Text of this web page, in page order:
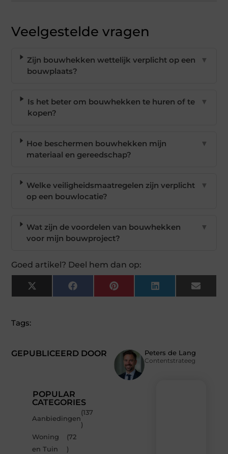
Veelgestelde vragen
Zijn bouwhekken wettelijk verplicht op een
bouwplaats?
▼
Is het beter om bouwhekken te huren of te
kopen?
▼
Hoe beschermen bouwhekken mijn
materiaal en gereedschap?
▼
Welke veiligheidsmaatregelen zijn verplicht
op een bouwlocatie?
▼
Wat zijn de voordelen van bouwhekken
voor mijn bouwproject?
▼
Goed artikel? Deel hem dan op:
X
(Twitter)
FacebookPinterest LinkedIn Email
GEPUBLICEERD DOOR Peters de Lang
Contentstrateeg
Tags:
POPULAR
CATEGORIES
Aanbiedingen
(137
)
Woning
en Tuin
(72
)